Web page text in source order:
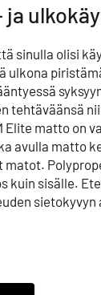
ja
sinulla olisi
ulkona
tehtäväänsä
Elite matto on
avulla matto
matot.
kuin sisälle.
sietokyvyn